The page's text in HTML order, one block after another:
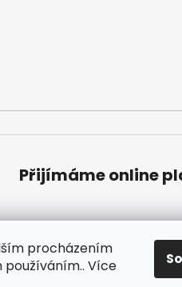
procházením
používáním.. Více
Přijímáme online